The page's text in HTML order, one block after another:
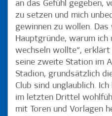
an das Gefühl gegeben,
zu setzen und mich
gewinnen zu wollen.
Hauptgründe, warum ich
wechseln wollte“,
seine zweite Station im
Stadion, grundsätzlich
Club sind unglaublich.
im letzten Drittel
mit Toren und Vorlagen